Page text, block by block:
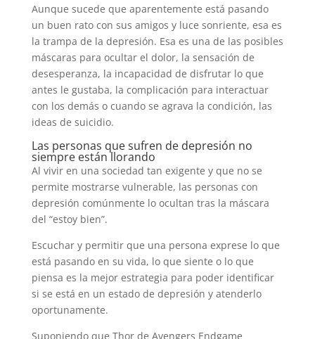
Aunque sucede que aparentemente está pasando
un buen rato con sus amigos y luce sonriente, esa es
la trampa de la depresión. Esa es una de las posibles
máscaras para ocultar el dolor, la sensación de
desesperanza, la incapacidad de disfrutar lo que
antes le gustaba, la complicación para interactuar
con los demás o cuando se agrava la condición, las
ideas de suicidio.
Las personas que sufren de depresión no
siempre están llorando
Al vivir en una sociedad tan exigente y que no se
permite mostrarse vulnerable, las personas con
depresión comúnmente lo ocultan tras la máscara
del “estoy bien”.
Escuchar y permitir que una persona exprese lo que
está pasando en su vida, lo que siente o lo que
piensa es la mejor estrategia para poder identificar
si se está en un estado de depresión y atenderlo
oportunamente.
Suponiendo que Thor de Avengers Endgame